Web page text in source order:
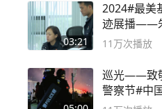
03:21
2024#最美
迹展播——
11万次播放
巡光——致
警察节#中
音小助手